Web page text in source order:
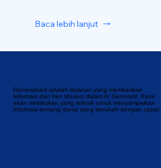
Generatived adalah layanan yang memberikan
informasi dan tren khusus dalam AI Generatif. Kami
akan melakukan yang terbaik untuk menyampaikan
informasi tentang dunia yang berubah dengan cepat.
Baca lebih lanjut